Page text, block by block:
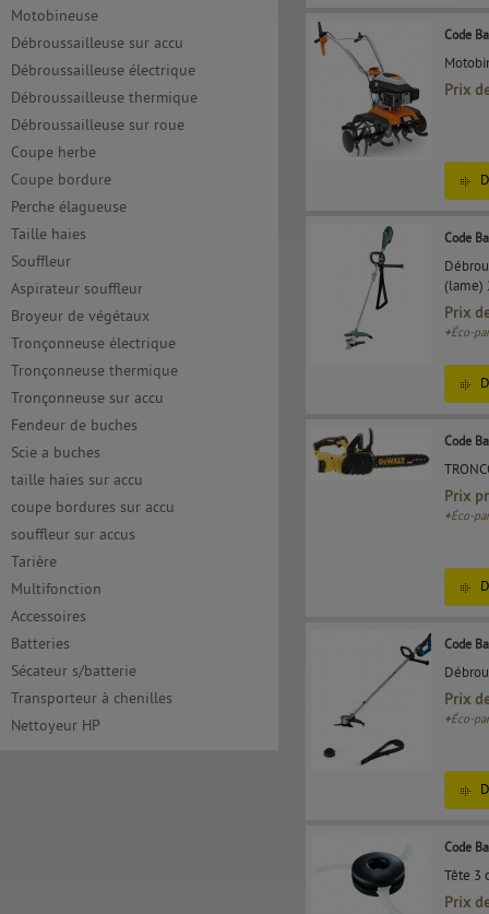
Motobineuse
Débroussailleuse sur accu
Débroussailleuse électrique
Débroussailleuse thermique
Débroussailleuse sur roue
Coupe herbe
Coupe bordure
Perche élagueuse
Taille haies
Souffleur
Aspirateur souffleur
Broyeur de végétaux
Tronçonneuse électrique
Tronçonneuse thermique
Tronçonneuse sur accu
Fendeur de buches
Scie a buches
taille haies sur accu
coupe bordures sur accu
souffleur sur accus
Tarière
Multifonction
Accessoires
Batteries
Sécateur s/batterie
Transporteur à chenilles
Nettoyeur HP
Code
Prix
Code
(lame)
Prix
+Éco-
Code
Prix
+Éco-
Code
Prix
+Éco-
Code
Tête 3
Prix